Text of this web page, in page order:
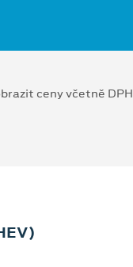
ceny včetně DPH